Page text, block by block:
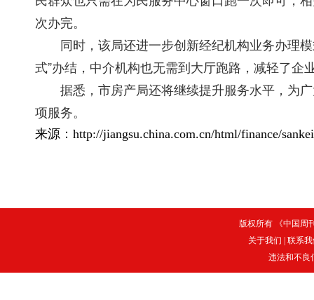
次办完。
同时，该局还进一步创新经纪机构业务办理模
式”办结，中介机构也无需到大厅跑路，减轻了企
据悉，市房产局还将继续提升服务水平，为广
项服务。
来源：http://jiangsu.china.com.cn/html/finance/
版权所有 《中国周
关于我们
联系
违法和不良